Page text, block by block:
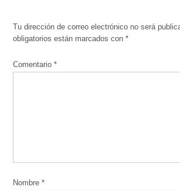
Tu dirección de correo electrónico no será
obligatorios están marcados con*
Comentario*
Nombre*